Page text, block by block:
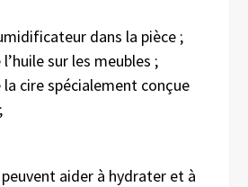
dans la pièce ;
sur les meubles ;
la cire spécialement conçue
aider à hydrater et à